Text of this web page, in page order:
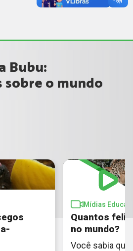
Bubu:
sobre o mundo
Mídias
Quantos
no mundo?
Você sabia